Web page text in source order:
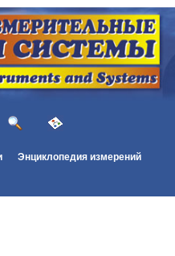
Энциклопедия измерений